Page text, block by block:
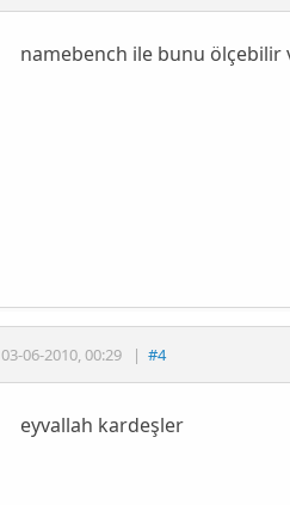
namebench ile bunu ölçebilir
03-06-2010,00:29 | #4
eyvallah kardeşler